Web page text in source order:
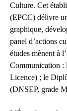
Culture. Cet
(EPCC) délivre
graphique,
panel d’actions
études mènent à
Communication :
Licence) ; le
(DNSEP, grade